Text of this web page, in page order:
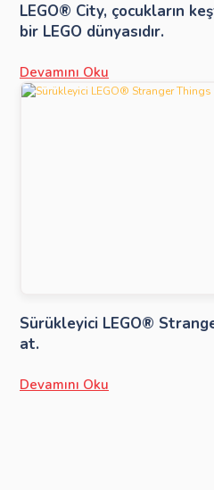
LEGO® City, çocukların
bir LEGO dünyasıdır.
Devamını Oku
Sürükleyici LEGO®
at.
Devamını Oku